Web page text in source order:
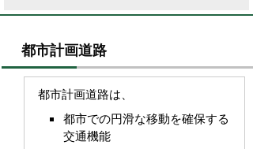
都市計画道路
都市計画道路は、
都市での円滑な移動を確保する
交通機能